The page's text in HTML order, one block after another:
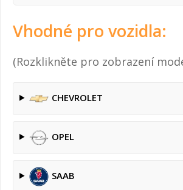
Vhodné pro vozidla:
(Rozklikněte pro zobrazení
CHEVROLET
OPEL
SAAB